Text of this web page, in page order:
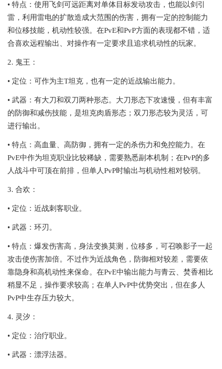
• 特点：使用飞剑可远距离对单体目标发动攻击，也能以剑引
雷，利用雷电的扩散造成大范围的伤害，拥有一定的控制能力
和位移技能，机动性较强。在PvE和PvP方面的表现都不错，适
合喜欢远程输出、对操作有一定要求且追求机动性的玩家。
2. 鬼王：
• 定位：可作为主T坦克，也有一定的近战输出能力。
• 武器：有大刀和双刀两种形态。大刀形态下攻速慢，但有丰富
的防御和减伤技能，是坦克肉盾形态；双刀形态较为灵活，可
进行输出。
• 特点：高血量、高防御，拥有一定的杀伤力和免控能力。在
PvE中作为坦克职业比较稀缺，需要熟悉副本机制；在PvP的多
人战斗中可顶在前排，但单人PvP时输出与机动性相对较弱。
3. 合欢：
• 定位：近战刺客职业。
• 武器：环刃。
• 特点：爆发伤害高，身法变换莫测，位移多，可召唤影子一起
攻击使伤害加倍。不过作为近战角色，防御相对较差，需要依
靠隐身和高机动性来保命。在PvE中输出能力与青云、焚香相比
稍显不足，操作要求较高；在单人PvP中优势突出，但在多人
PvP中生存压力较大。
4. 灵汐：
• 定位：治疗职业。
• 武器：漂浮法器。